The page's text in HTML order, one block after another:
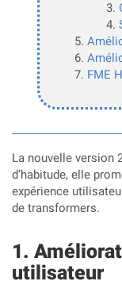
FME
La nouvelle version
d’habitude, elle
expérience
de transformers.
utilisateur